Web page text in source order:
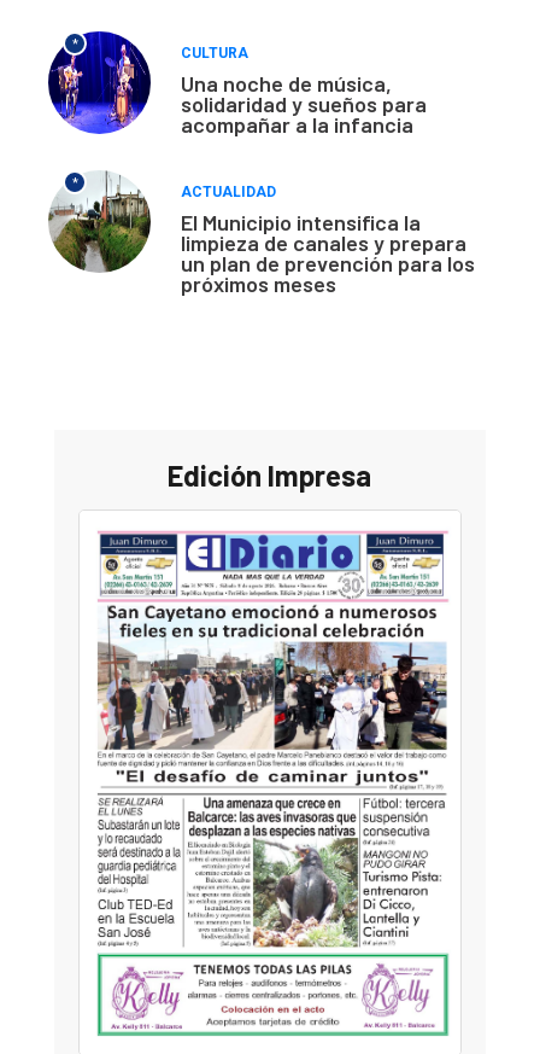
*
CULTURA
Una noche de música,
solidaridad y sueños para
acompañar a la infancia
*
ACTUALIDAD
El Municipio intensifica la
limpieza de canales y prepara
un plan de prevención para los
próximos meses
Edición Impresa